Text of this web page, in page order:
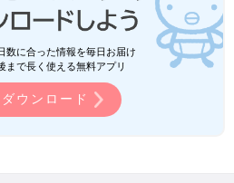
数に合った情報を毎日お届け
まで長く使える無料アプリ
ウンロード